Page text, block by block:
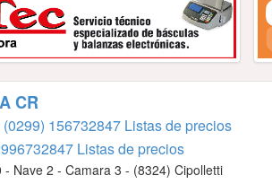
CR
(0299) 156732847 Listas de precios
Listas de precios
Nave 2 - Camara 3 - (8324) Cipolletti